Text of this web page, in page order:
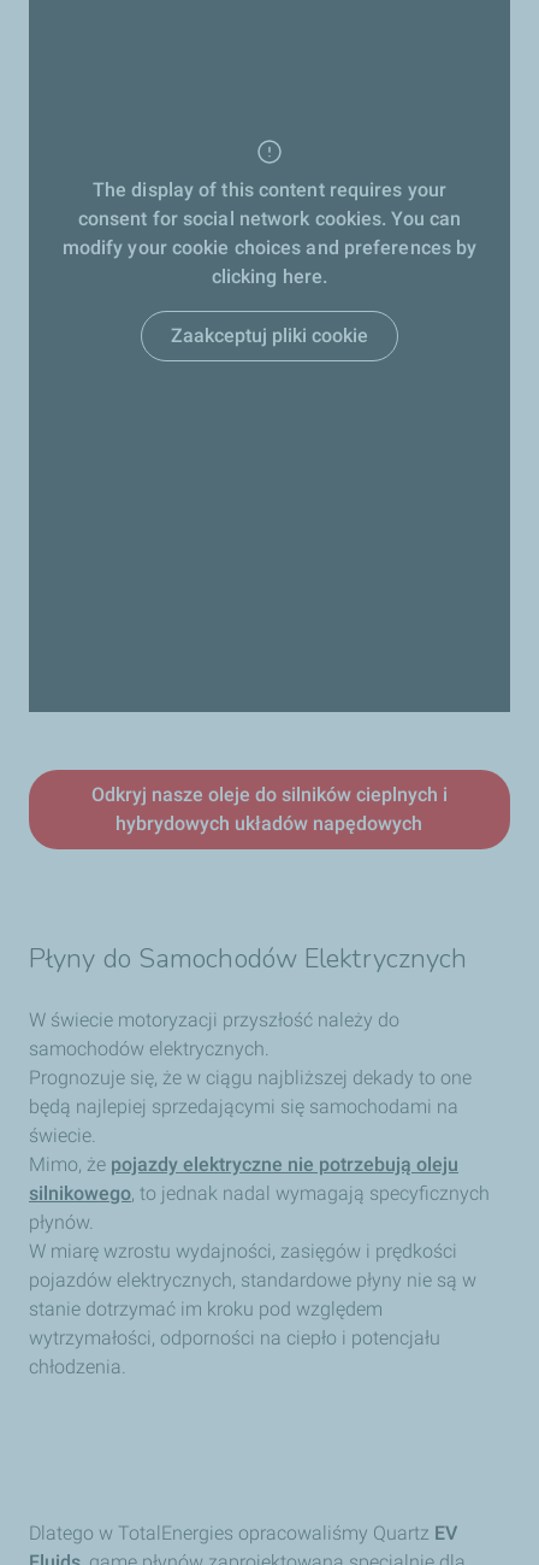
The display of this content requires your
consent for social network cookies. You can
modify your cookie choices and preferences by
clicking here.
Zaakceptuj pliki cookie
Odkryj nasze oleje do silników cieplnych i
hybrydowych układów napędowych
Płyny do Samochodów Elektrycznych
W świecie motoryzacji przyszłość należy do
samochodów elektrycznych.
Prognozuje się, że w ciągu najbliższej dekady to one
będą najlepiej sprzedającymi się samochodami na
świecie.
Mimo, że pojazdy elektryczne nie potrzebują oleju
silnikowego, to jednak nadal wymagają specyficznych
płynów.
W miarę wzrostu wydajności, zasięgów i prędkości
pojazdów elektrycznych, standardowe płyny nie są w
stanie dotrzymać im kroku pod względem
wytrzymałości, odporności na ciepło i potencjału
chłodzenia.
Dlatego w TotalEnergies opracowaliśmy Quartz EV